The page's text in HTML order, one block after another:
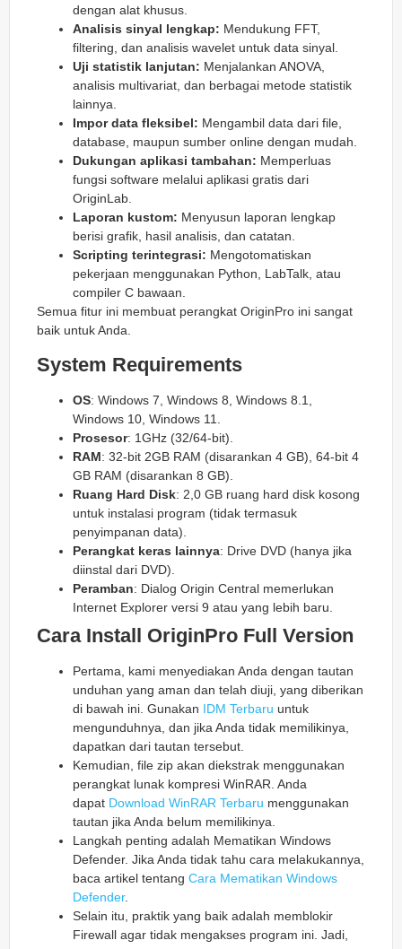
dengan alat khusus.
Analisis sinyal lengkap: Mendukung FFT,
filtering, dan analisis wavelet untuk data sinyal.
Uji statistik lanjutan: Menjalankan ANOVA,
analisis multivariat, dan berbagai metode statistik
lainnya.
Impor data fleksibel: Mengambil data dari file,
database, maupun sumber online dengan mudah.
Dukungan aplikasi tambahan: Memperluas
fungsi software melalui aplikasi gratis dari
OriginLab.
Laporan kustom: Menyusun laporan lengkap
berisi grafik, hasil analisis, dan catatan.
Scripting terintegrasi: Mengotomatiskan
pekerjaan menggunakan Python, LabTalk, atau
compiler C bawaan.
Semua fitur ini membuat perangkat OriginPro ini sangat
baik untuk Anda.
System Requirements
OS: Windows 7, Windows 8, Windows 8.1,
Windows 10, Windows 11.
Prosesor: 1GHz (32/64-bit).
RAM: 32-bit 2GB RAM (disarankan 4 GB), 64-bit 4
GB RAM (disarankan 8 GB).
Ruang Hard Disk: 2,0 GB ruang hard disk kosong
untuk instalasi program (tidak termasuk
penyimpanan data).
Perangkat keras lainnya: Drive DVD (hanya jika
diinstal dari DVD).
Peramban: Dialog Origin Central memerlukan
Internet Explorer versi 9 atau yang lebih baru.
Cara Install OriginPro Full Version
Pertama, kami menyediakan Anda dengan tautan
unduhan yang aman dan telah diuji, yang diberikan
di bawah ini. Gunakan IDM Terbaru untuk
mengunduhnya, dan jika Anda tidak memilikinya,
dapatkan dari tautan tersebut.
Kemudian, file zip akan diekstrak menggunakan
perangkat lunak kompresi WinRAR. Anda
dapat Download WinRAR Terbaru menggunakan
tautan jika Anda belum memilikinya.
Langkah penting adalah Mematikan Windows
Defender. Jika Anda tidak tahu cara melakukannya,
baca artikel tentang Cara Mematikan Windows
Defender.
Selain itu, praktik yang baik adalah memblokir
Firewall agar tidak mengakses program ini. Jadi,